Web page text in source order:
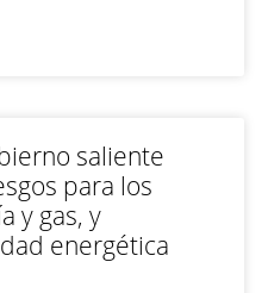
saliente
para los
y gas, y
energética